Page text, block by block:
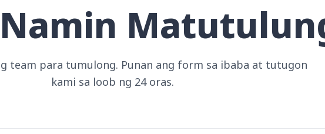
team para tumulong. Punan ang form sa ibaba at tutugon
kami sa loob ng 24 oras.